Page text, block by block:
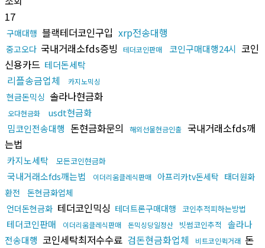
17
구매대행 블랙테더코인구입 xrp전송대행
중고오다 국내거래소fds증빙 테더코인판매 코인구매대행24시 코인
신용카드 테더돈세탁
리플송금업체 카지노믹싱
현금돈믹싱 솔라나현금화
오다현금화
usdt현금화
밈코인전송대행 돈현금화문의 해외선물현금인출 국내거래소fds깨
는법
카지노세탁 모든코인현금화
국내거래소fds깨는법 이더리움클레식판매 아프리카tv돈세탁 태더원화
환전
돈현금화업체
언더돈현금화 테더코인믹싱 테더트론구매대행 코인추적피하는방법
테더코인판매 이더리움클레식판매 돈믹싱당일정산 빗썸코인추적
솔라나
전송대행 코인세탁최저수수료 검돈현금화업체 비트코인퀵거래 돈